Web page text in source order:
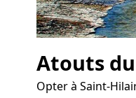
Atouts
Opter à Saint-